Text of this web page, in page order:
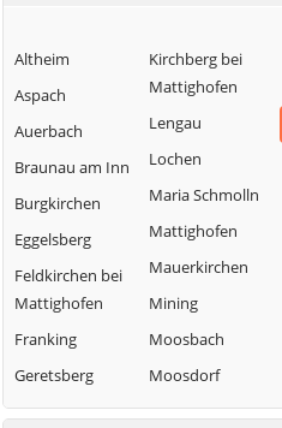
Altheim
Aspach
Auerbach
Braunau am Inn
Burgkirchen
Eggelsberg
Feldkirchen bei
Mattighofen
Franking
Geretsberg
Gilgenberg am
Kirchberg bei
Mattighofen
Lengau
Lochen
Maria Schmolln
Mattighofen
Mauerkirchen
Mining
Moosbach
Moosdorf
Munderfing